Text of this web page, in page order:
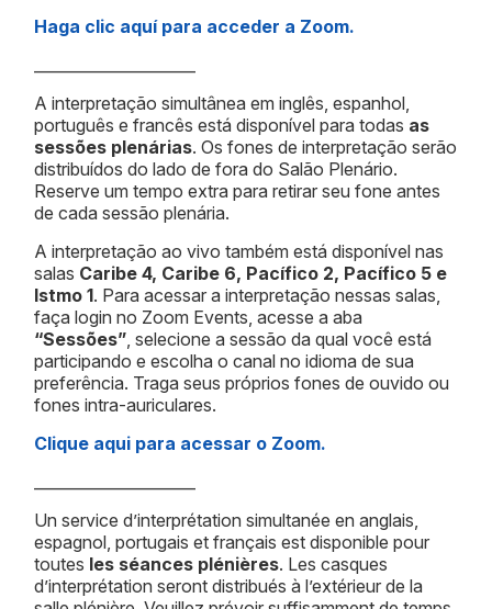
Haga clic aquí para acceder a Zoom.
A interpretação simultânea em inglês, espanhol,
português e francês está disponível para todas as
sessões plenárias. Os fones de interpretação serão
distribuídos do lado de fora do Salão Plenário.
Reserve um tempo extra para retirar seu fone antes
de cada sessão plenária.
A interpretação ao vivo também está disponível nas
salas Caribe 4, Caribe 6, Pacífico 2, Pacífico 5 e
Istmo 1. Para acessar a interpretação nessas salas,
faça login no Zoom Events, acesse a aba
“Sessões” , selecione a sessão da qual você está
participando e escolha o canal no idioma de sua
preferência. Traga seus próprios fones de ouvido ou
fones intra-auriculares.
Clique aqui para acessar o Zoom.
Un service d’interprétation simultanée en anglais,
espagnol, portugais et français est disponible pour
toutes les séances plénières. Les casques
d’interprétation seront distribués à l’extérieur de la